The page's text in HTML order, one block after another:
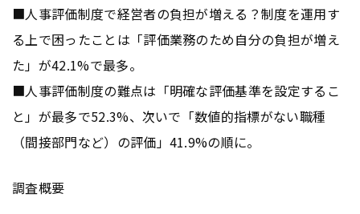
■人事評価制度で経営者の負担が増える？制度を運用す
る上で困ったことは「評価業務のため自分の負担が増え
た」が42.1%で最多。
■人事評価制度の難点は「明確な評価基準を設定するこ
と」が最多で52.3%、次いで「数値的指標がない職種
（間接部門など）の評価」41.9%の順に。
調査概要